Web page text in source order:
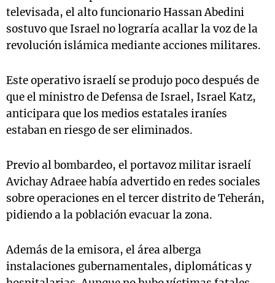
televisada, el alto funcionario Hassan Abedini
sostuvo que Israel no lograría acallar la voz de la
revolución islámica mediante acciones militares.
Este operativo israelí se produjo poco después de
que el ministro de Defensa de Israel, Israel Katz,
anticipara que los medios estatales iraníes
estaban en riesgo de ser eliminados.
Previo al bombardeo, el portavoz militar israelí
Avichay Adraee había advertido en redes sociales
sobre operaciones en el tercer distrito de Teherán,
pidiendo a la población evacuar la zona.
Además de la emisora, el área alberga
instalaciones gubernamentales, diplomáticas y